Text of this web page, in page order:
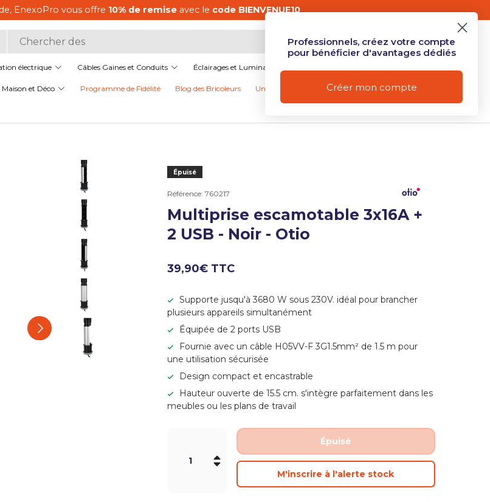
EnexoPro vous offre 10% de remise avec le code BIENVENUE10
Mon compte
Se connecterPanier
électrique Câbles Gaines et Conduits Éclairages et Luminaires
Maison et Déco Programme de Fidélité Blog des Bricoleurs Univers Camping Nos promotions
Suivant
Charger l’image 1 dans la vue de galerie
Charger l’image 2 dans la vue de galerie
Charger l’image 3 dans la vue de galerie
Charger l’image 4 dans la vue de galerie
Charger l’image 5 dans la vue de galerie
Épuisé
Référence: 760217
Multiprise escamotable 3x16A +
2 USB - Noir - Otio
39,90€ TTC
Supporte jusqu'à 3680 W sous 230V. idéal pour brancher
plusieurs appareils simultanément
Équipée de 2 ports USB
Fournie avec un câble H05VV-F 3G1.5mm² de 1.5 m pour
une utilisation sécurisée
Design compact et encastrable
Hauteur ouverte de 15.5 cm. s'intègre parfaitement dans les
meubles ou les plans de travail
-+
Épuisé
M'inscrire à l'alerte stock
Professionnels, créez votre compte
pour bénéficier d'avantages dédiés
Créer mon compte